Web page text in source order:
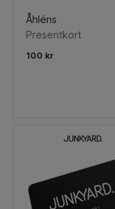
Åhléns
Presentkort
100 kr